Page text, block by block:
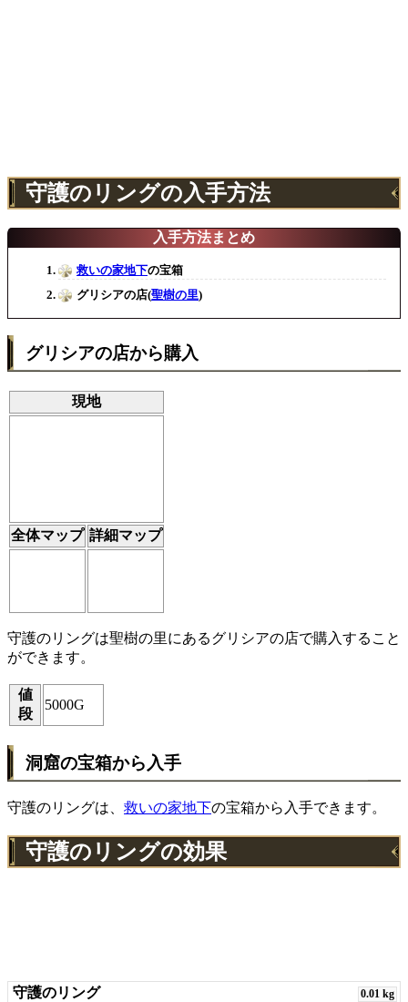
守護のリングの入手方法
入手方法まとめ
救いの家地下の宝箱
グリシアの店(聖樹の里)
グリシアの店から購入
現地
全体マップ 詳細マップ
守護のリングは聖樹の里にあるグリシアの店で購入すること
ができます。
値
段
5000G
洞窟の宝箱から入手
守護のリングは、 救いの家地下の宝箱から入手できます。
守護のリングの効果
守護のリング 0.01 kg